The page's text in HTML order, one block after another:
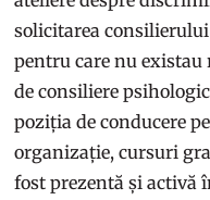
solicitarea
pentru care nu existau
de consiliere
poziția de conducere
organizație, cursuri
fost prezentă și activă